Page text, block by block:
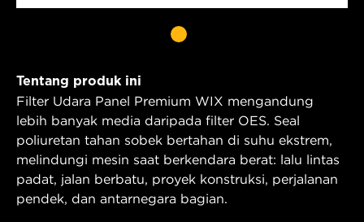
Tentang produk ini
Filter Udara Panel Premium WIX mengandung
lebih banyak media daripada filter OES. Seal
poliuretan tahan sobek bertahan di suhu ekstrem,
melindungi mesin saat berkendara berat: lalu lintas
padat, jalan berbatu, proyek konstruksi, perjalanan
pendek, dan antarnegara bagian.